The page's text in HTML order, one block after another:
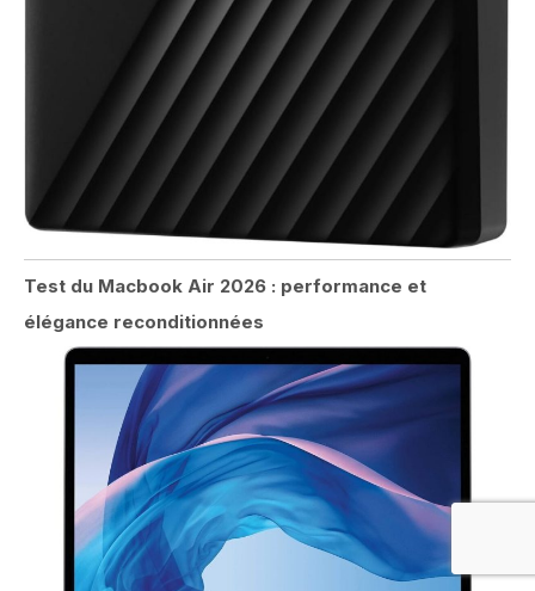
Test du Macbook Air 2026 : performance et
élégance reconditionnées